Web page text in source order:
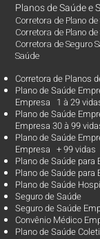
Planos de Saúdee
Corretora de Plano
Corretora de Plano
Corretora de Seguro
Saúde
Corretora de Planos
Plano de Saúde
Empresa 1 à 29
Plano de Saúde
Empresa 30 à 99
Plano de Saúde
Empresa + 99 vidas
Plano de Saúde para
Plano de Saúde para
Plano de Saúde
Seguro de Saúde
Seguro de Saúde
Convênio Médico
Plano de Saúde